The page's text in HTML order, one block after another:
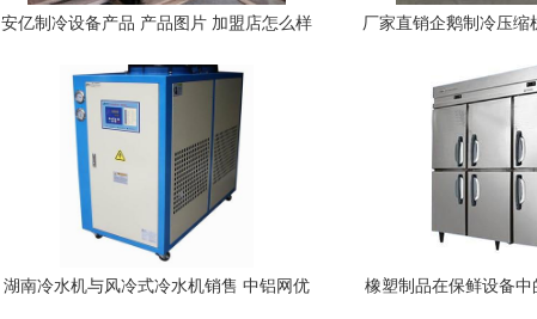
安亿制冷设备产品 产品图片 加盟店怎么样
厂家直销企鹅制冷压缩
湖南冷水机与风冷式冷水机销售 中铝网优
橡塑制品在保鲜设备中